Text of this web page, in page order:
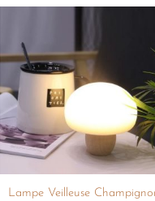
Ajouter
liste de
souhaits
+
Lampe Veilleuse